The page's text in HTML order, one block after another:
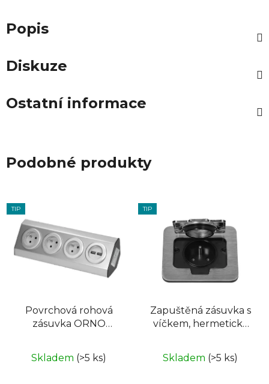
Popis
Diskuze
Ostatní informace
Podobné produkty
TIP
Povrchová rohová
zásuvka ORNO
Skladem (>5 ks)
TIP
Zapuštěná zásuvka s
víčkem, hermeticky
Skladem (>5 ks)